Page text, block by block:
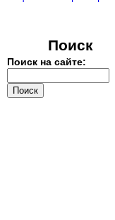
Поиск
Поиск на сайте: